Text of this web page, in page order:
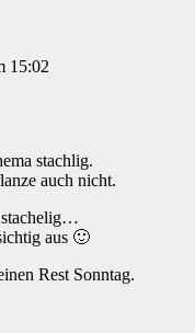
15:02
stachlig.
auch nicht.
stachelig…
aus 🙂
Rest Sonntag.